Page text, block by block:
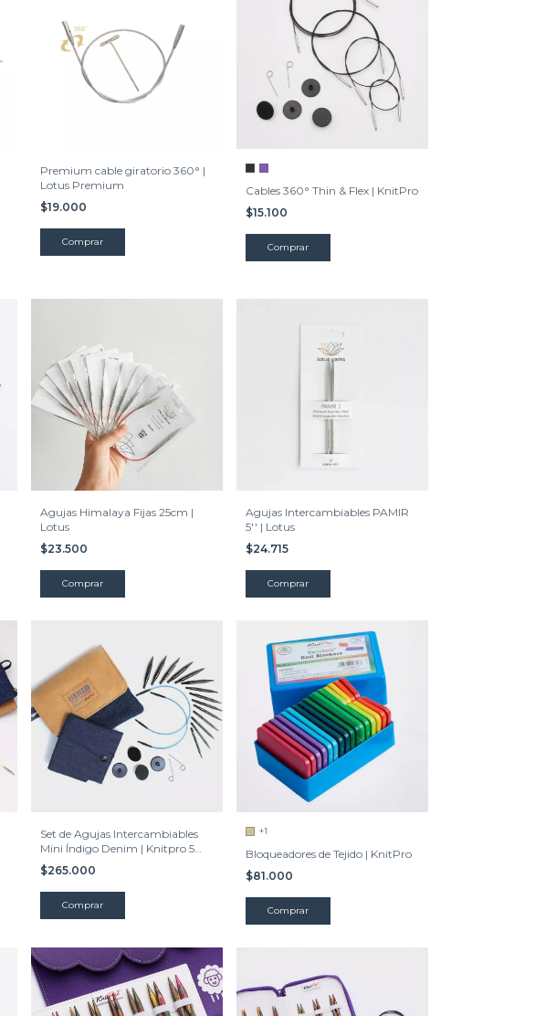
Premium cable giratorio 360° |
Lotus Premium
$19.000
Comprar
Cables 360° Thin & Flex | KnitPro
$15.100
Comprar
Agujas Himalaya Fijas 25cm |
Lotus
$23.500
Comprar
Agujas Intercambiables PAMIR
5'' | Lotus
$24.715
Comprar
Set de Agujas Intercambiables
Mini Índigo Denim | Knitpro 5
cms.
$265.000
+1
Bloqueadores de Tejido | KnitPro
$81.000
Comprar